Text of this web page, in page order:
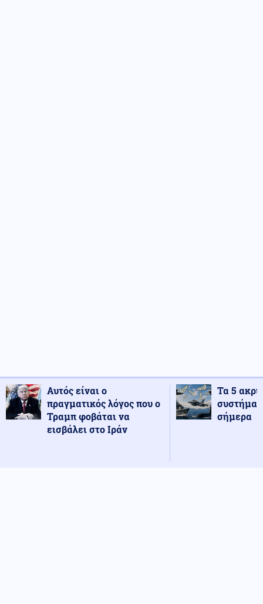
Αυτός είναι ο
πραγματικός λόγος που ο
Τραμπ φοβάται να
εισβάλει στο Ιράν
Τα 5
σήμερα